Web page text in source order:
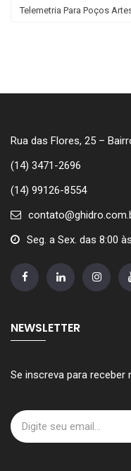
Telemetria Para Poços
Rua das Flores, 25 –
(14) 3471-2696
(14) 99126-8554
Seg. a Sex. das 8:00
NEWSLETTER
Se inscreva para receber